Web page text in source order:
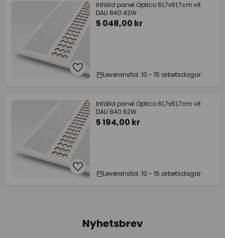
Infälld panel Optico 61,7x61,7cm vit
DALI 840 42W
5 048,00 kr
Leveranstid: 10 - 15 arbetsdagar
Infälld panel Optico 61,7x61,7cm vit
DALI 840 62W
5 194,00 kr
Leveranstid: 10 - 15 arbetsdagar
Nyhetsbrev